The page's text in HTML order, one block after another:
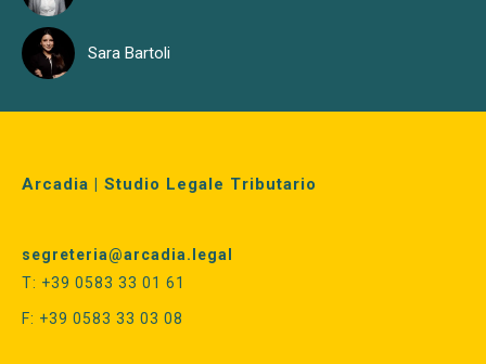
Sara Bartoli
Arcadia | Studio Legale Tributario
segreteria@arcadia.legal
T: +39 0583 33 01 61
F: +39 0583 33 03 08